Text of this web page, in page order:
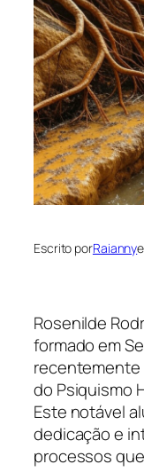
Escrito porRaianny
Rosenilde
formado em
recentemente
do Psiquismo
Este notável
dedicação e
processos